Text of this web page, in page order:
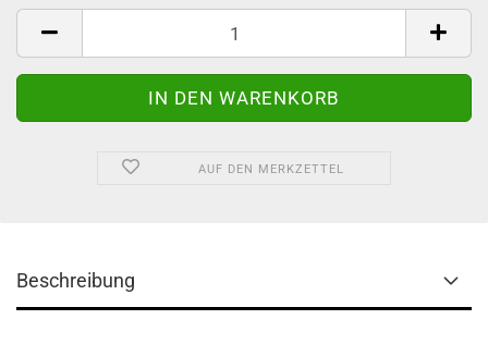
AUF DEN MERKZETTEL
Beschreibung